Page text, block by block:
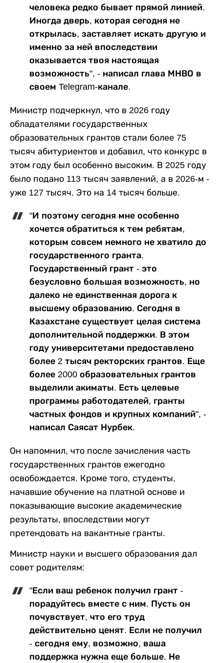
человека редко бывает прямой линией.
Иногда дверь, которая сегодня не
открылась, заставляет искать другую и
именно за ней впоследствии
оказывается твоя настоящая
возможность", - написал глава МНВО в
своем Telegram-канале.
Министр подчеркнул, что в 2026 году
обладателями государственных
образовательных грантов стали более 75
тысяч абитуриентов и добавил, что конкурс в
этом году был особенно высоким. В 2025 году
было подано 113 тысяч заявлений, а в 2026-м -
уже 127 тысяч. Это на 14 тысяч больше.
"И поэтому сегодня мне особенно
хочется обратиться к тем ребятам,
которым совсем немного не хватило до
государственного гранта.
Государственный грант - это
безусловно большая возможность, но
далеко не единственная дорога к
высшему образованию. Сегодня в
Казахстане существует целая система
дополнительной поддержки. В этом
году университетами предоставлено
более 2 тысяч ректорских грантов. Еще
более 2000 образовательных грантов
выделили акиматы. Есть целевые
программы работодателей, гранты
частных фондов и крупных компаний", -
написал Саясат Нурбек.
Он напомнил, что после зачисления часть
государственных грантов ежегодно
освобождается. Кроме того, студенты,
начавшие обучение на платной основе и
показывающие высокие академические
результаты, впоследствии могут
претендовать на вакантные гранты.
Министр науки и высшего образования дал
совет родителям:
"Если ваш ребенок получил грант -
порадуйтесь вместе с ним. Пусть он
почувствует, что его труд
действительно ценят. Если не получил
- сегодня ему, возможно, ваша
поддержка нужна еще больше. Не